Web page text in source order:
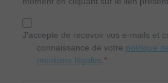
J'accepte de recevoir vos e-mails et
connaissance de votre politique
mentions légales